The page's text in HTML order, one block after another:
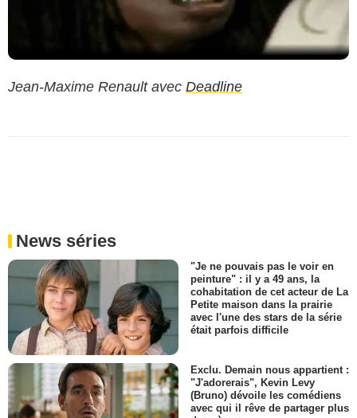
Jean-Maxime Renault avec Deadline
News séries
"Je ne pouvais pas le voir en
peinture" : il y a 49 ans, la
cohabitation de cet acteur de La
Petite maison dans la prairie
avec l'une des stars de la série
était parfois difficile
Exclu. Demain nous appartient :
"J'adorerais", Kevin Levy
(Bruno) dévoile les comédiens
avec qui il rêve de partager plus